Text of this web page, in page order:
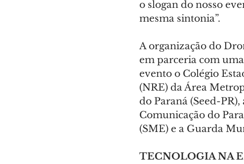
o slogan do nosso
mesma sintonia”.
A organização do
em parceria com
evento o Colégio
(NRE) da Área
do Paraná (Seed-
Comunicação do
(SME) e a Guarda
TECNOLOGIA NA